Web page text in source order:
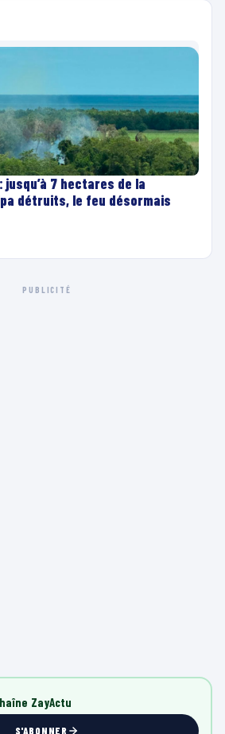
jusqu’à 7 hectares de la
détruits, le feu désormais
PUBLICITÉ
ZayActu
S'ABONNER